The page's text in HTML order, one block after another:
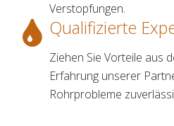
Verstopfungen.
Qualifizierte
Ziehen Sie Vorteile aus
Erfahrung unserer
Rohrprobleme